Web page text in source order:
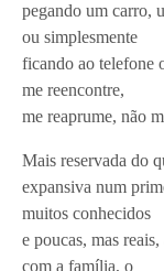
pegando um carro,
ou simplesmente
ficando ao telefone
me reencontre,
me reaprume, não
Mais reservada do
expansiva num
muitos conhecidos
e poucas, mas
com a família, o